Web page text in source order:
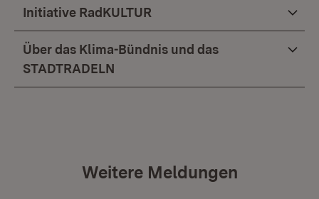
Initiative RadKULTUR
Über das Klima-Bündnis und das
STADTRADELN
Weitere Meldungen